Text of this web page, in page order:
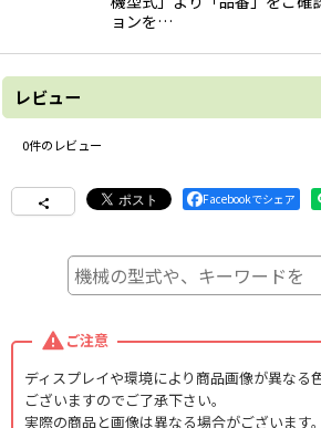
ョンを…
レビュー
0件のレビュー
Facebookでシェア
ご注意
ディスプレイや環境により商品画像が異なる
ございますのでご了承下さい。
実際の商品と画像は異なる場合がございます